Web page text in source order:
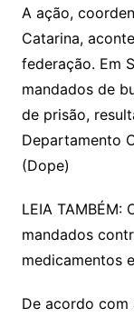
A ação,
Catarina,
federação. Em
mandados de
de prisão,
Departamento
(Dope)
LEIA TAMBÉM:
mandados
medicamentos
De acordo com